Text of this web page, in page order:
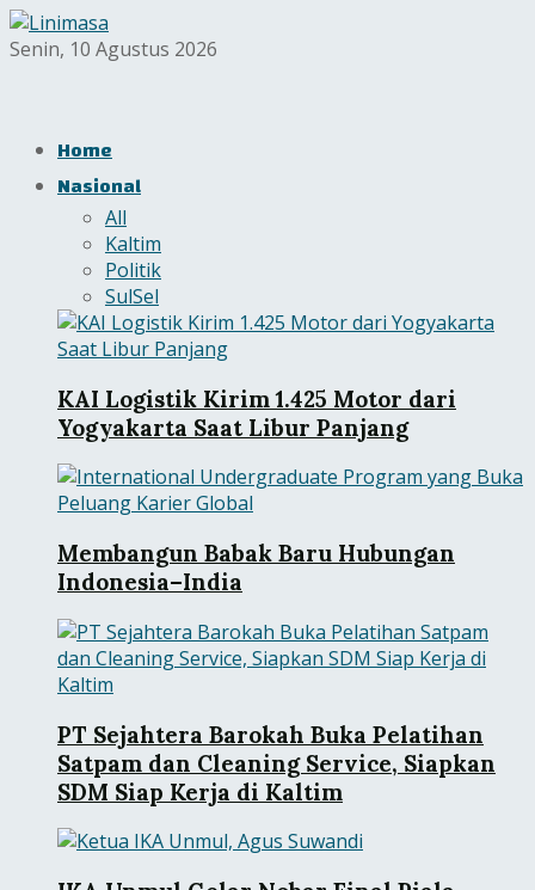
Senin, 10 Agustus 2026
Home
Nasional
All
Kaltim
Politik
SulSel
KAI Logistik Kirim 1.425 Motor dari
Yogyakarta Saat Libur Panjang
Membangun Babak Baru Hubungan
Indonesia–India
PT Sejahtera Barokah Buka Pelatihan
Satpam dan Cleaning Service, Siapkan
SDM Siap Kerja di Kaltim